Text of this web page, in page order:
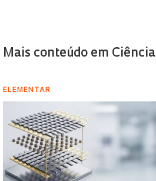
Mais conteúdo em Ciência
ELEMENTAR